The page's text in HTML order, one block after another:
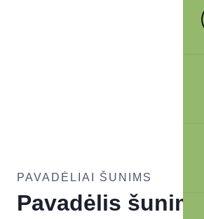
PAVADĖLIAI ŠUNIMS
Pavadėlis